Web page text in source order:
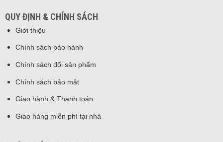
QUY ĐỊNH & CHÍNH SÁCH
Giới thiệu
Chính sách bảo hành
Chính sách đổi sản phẩm
Chính sách bảo mật
Giao hành & Thanh toán
Giao hàng miễn phí tại nhà